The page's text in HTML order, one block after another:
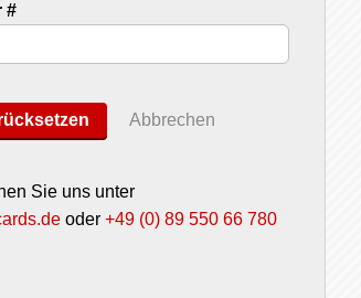
#
Abbrechen
Sie uns unter
oder +49 (0) 89 550 66 780